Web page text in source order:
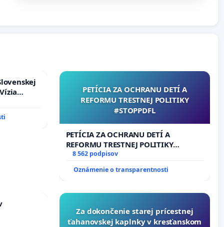
PETÍCIA ZA OCHRANU DETÍ A
REFORMU TRESTNEJ POLITIKY
#STOPPDFL
PETÍCIA ZA OCHRANU DETÍ A
REFORMU TRESTNEJ POLITIKY
#STOPPDFL
8 562 podpisov
Oznámenie o transparentnosti
Za dokončenie starej prícestnej
ťahanovskej kaplnky v kresťanskom